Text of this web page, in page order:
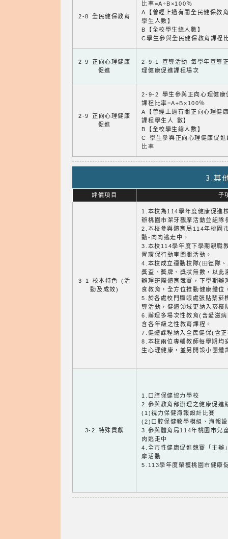
2-8 全民健保教育
比率=A÷B×100％
A【曾經上過有關全民健保教
學生人數】
B【全校學生總人數】
C學生參與全民健保教育課程
2-9 正向心理健康
促進
2-9-1 宣導活動 每學年宣導
理健康促進課程場次
2-9 正向心理健康
促進
2-9-2 學生參與正向心理健康
課程比率=A÷B×100％
A【曾經上過有關正向心理健
課程學生人 數】
B【全校學生總人數】
C 學生參與正向心理健康促進
比率
3.其
評價項目 子
3-1 校本特色 (活
動及成效)
1.本校為114學年度健康促進
辦桃園市潔牙觀摩活動並組隊
2.本校參與體育局114年桃園
動-肉肉逃走中。
3.本校114學年度下學期親職
置環保行動車闖關活動。
4.本校成立運動校隊(田徑隊
獎盃、獎牌、獎狀無數，以此
辦理班際體育競賽，下學期辦
食教育，全方位推動健康體位
5.於各處校門顯眼處張貼禁菸
導活動，健體領域更納入菸檳
6.辦理多場次性教育(含愛滋
含各年級之性教育課程。
7.健體課程納入全民健保(含
8.本校兩位專輔教師每學期均
生心理健康，並另開設小團體
3-2 特殊貢獻
1.口腔保健協力學校
2.參與教育部辦理之健康促進
(1)視力保健海報設計比賽
(2)口腔保健教學模組、海報
3.參與體育局114年桃園市兒
肉逃走中
4.全市性健康促進競賽「主辦
摩活動
5.113學年度榮獲桃園市健康